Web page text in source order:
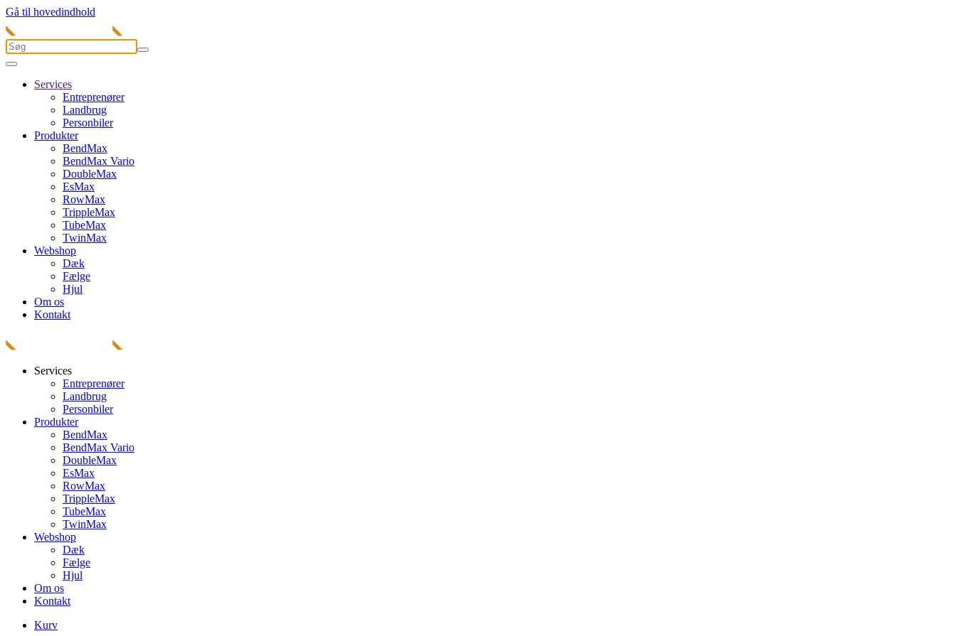
Gå til hovedindhold
Services
Entreprenører
Landbrug
Personbiler
Produkter
BendMax
BendMax Vario
DoubleMax
EsMax
RowMax
TrippleMax
TubeMax
TwinMax
Webshop
Dæk
Fælge
Hjul
Om os
Kontakt
Services
Entreprenører
Landbrug
Personbiler
Produkter
BendMax
BendMax Vario
DoubleMax
EsMax
RowMax
TrippleMax
TubeMax
TwinMax
Webshop
Dæk
Fælge
Hjul
Om os
Kontakt
Kurv